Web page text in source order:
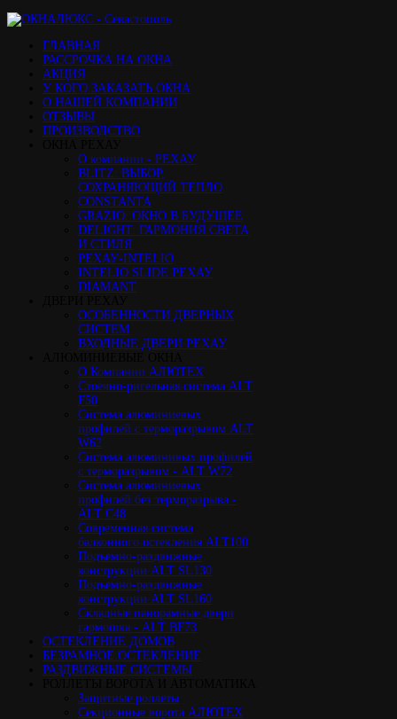
ГЛАВНАЯ
РАССРОЧКА НА ОКНА
АКЦИЯ
У КОГО ЗАКАЗАТЬ ОКНА
О НАШЕЙ КОМПАНИИ
ОТЗЫВЫ
ПРОИЗВОДСТВО
О компании - РЕХАУ
BLITZ: ВЫБОР,
СОХРАНЯЮЩИЙ ТЕПЛО
CONSTANTA
GRAZIO: ОКНО В БУДУЩЕЕ
DELIGHT: ГАРМОНИЯ СВЕТА
И СТИЛЯ
РЕХАУ-INTELIO
INTELIO SLIDE РЕХАУ
DIAMANT
ОСОБЕННОСТИ ДВЕРНЫХ
СИСТЕМ
ВХОДНЫЕ ДВЕРИ РЕХАУ
О Компании АЛЮТЕХ
Стоечно-ригельная система ALT
F50
Cистема алюминиевых
профилей с терморазрывом ALT
W62
Система алюминивых профилей
с терморазрывом - ALT W72
Cистема алюминиевых
профилей без терморазрыва -
ALT C48
Cовременная система
балконного остекления ALT100
Подъемно-раздвижные
конструкции ALT SL130
Подъемно-раздвижные
конструкции ALT SL160
Cкладные панорамные двери
гармошка - ALT BF73
ОСТЕКЛЕНИЕ ДОМОВ
БЕЗРАМНОЕ ОСТЕКЛЕНИЕ
РАЗДВИЖНЫЕ СИСТЕМЫ
Защитные роллеты
Секционные ворота АЛЮТЕХ